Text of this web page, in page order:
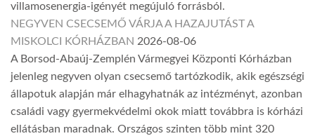
villamosenergia-igényét megújuló forrásból.
NEGYVEN CSECSEMŐ VÁRJA A HAZAJUTÁST A
MISKOLCI KÓRHÁZBAN 2026-08-06
A Borsod-Abaúj-Zemplén Vármegyei Központi Kórházban
jelenleg negyven olyan csecsemő tartózkodik, akik egészségi
állapotuk alapján már elhagyhatnák az intézményt, azonban
családi vagy gyermekvédelmi okok miatt továbbra is kórházi
ellátásban maradnak. Országos szinten több mint 320